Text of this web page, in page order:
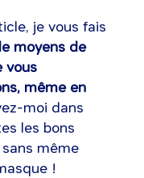
je vous fais
moyens de
vous
même en
moi dans
les bons
même
!